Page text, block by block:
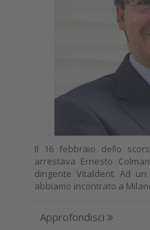
Il 16 febbraio dello
arrestava Ernesto
dirigente Vitaldent. Ad
abbiamo incontrato a
Approfondisci